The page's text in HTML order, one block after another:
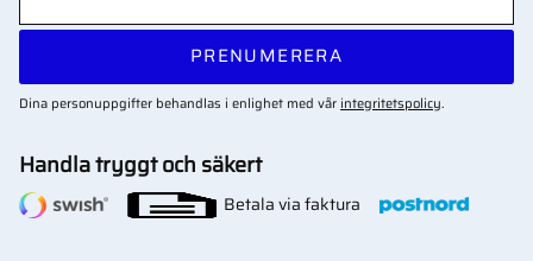
PRENUMERERA
Dina personuppgifter behandlas i enlighet med vår integritetspolicy.
Handla tryggt och säkert
Betala via faktura